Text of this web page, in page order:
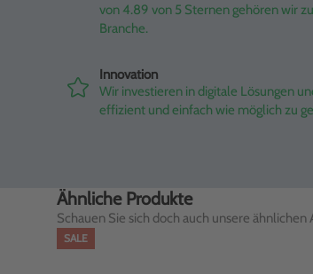
von 4.89 von 5 Sternen gehören wir
Branche.
Innovation
Wir investieren in digitale Lösungen
effizient und einfach wie möglich zu
Ähnliche Produkte
Schauen Sie sich doch auch unsere ähnlichen
SALE